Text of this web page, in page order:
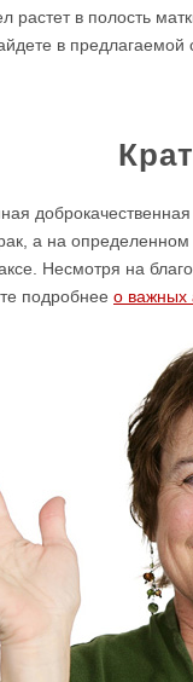
растет в полость
в предлагаемой
а на
Несмотря на
подробнее о важных